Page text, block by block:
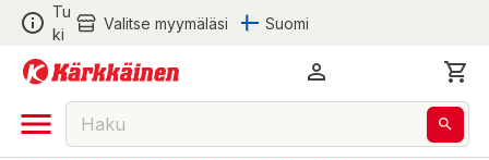
Tu
ki
Valitse myymäläsi Suomi